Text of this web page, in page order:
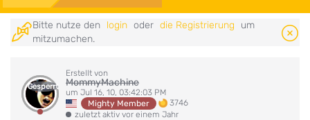
Bitte nutze den login oder die Registrierung
um
mitzumachen.
Gesperrt
Erstellt von
MommyMachine
um Jul 16, 10, 03:42:03 PM
Mighty Member
3746
zuletzt aktiv vor einem Jahr